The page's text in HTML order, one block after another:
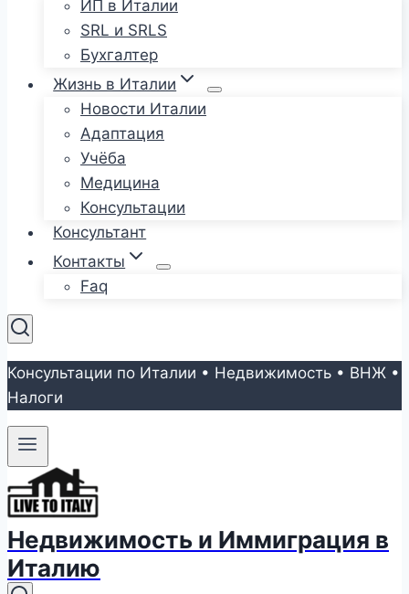
ИП в Италии
SRL и SRLS
Бухгалтер
Жизнь в Италии
Новости Италии
Адаптация
Учёба
Медицина
Консультации
Консультант
Контакты
Faq
Консультации по Италии • Недвижимость • ВНЖ •
Налоги
Недвижимость и Иммиграция в
Италию